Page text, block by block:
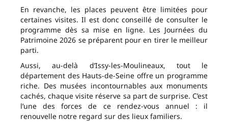
En revanche, les places peuvent être limitées pour
certaines visites. Il est donc conseillé de consulter le
programme dès sa mise en ligne. Les Journées du
Patrimoine 2026 se préparent pour en tirer le meilleur
parti.
Aussi, au-delà d’Issy-les-Moulineaux, tout le
département des Hauts-de-Seine offre un programme
riche. Des musées incontournables aux monuments
cachés, chaque visite réserve sa part de surprise. C’est
l’une des forces de ce rendez-vous annuel : il
renouvelle notre regard sur des lieux familiers.